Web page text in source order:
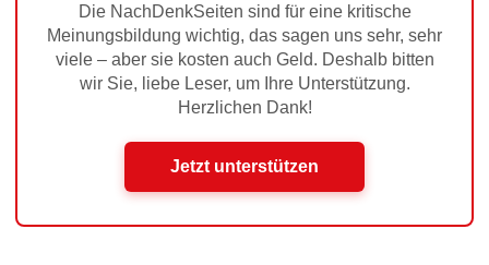
Die NachDenkSeiten sind für eine kritische
Meinungsbildung wichtig, das sagen uns sehr, sehr
viele – aber sie kosten auch Geld. Deshalb bitten
wir Sie, liebe Leser, um Ihre Unterstützung.
Herzlichen Dank!
Jetzt unterstützen